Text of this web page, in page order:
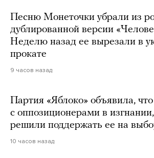
Песню Монеточки убрали из
дублированной версии
Неделю назад ее вырезали в
прокате
9 часов назад
Партия «Яблоко» объявила,
с оппозиционерами в
решили поддержать ее на
10 часов назад